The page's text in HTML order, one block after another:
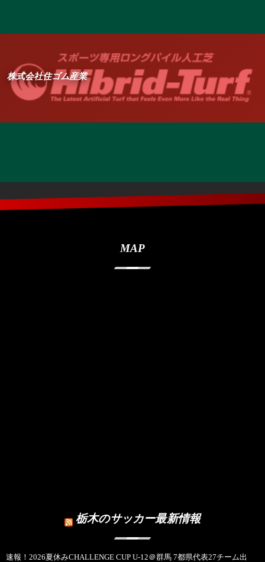
株式会社住ゴム産業
MAP
栃木のサッカー最新情報
速報！2026夏休みCHALLENGE CUP U-12＠群馬 7都県代表27チーム出